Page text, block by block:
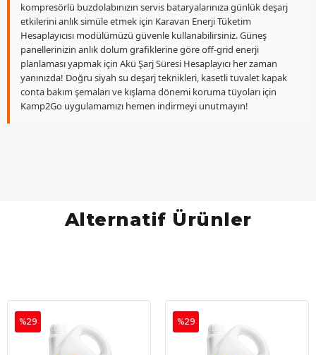
kompresörlü buzdolabınızın servis bataryalarınıza günlük deşarj
etkilerini anlık simüle etmek için Karavan Enerji Tüketim
Hesaplayıcısı modülümüzü güvenle kullanabilirsiniz. Güneş
panellerinizin anlık dolum grafiklerine göre off-grid enerji
planlaması yapmak için Akü Şarj Süresi Hesaplayıcı her zaman
yanınızda! Doğru siyah su deşarj teknikleri, kasetli tuvalet kapak
conta bakım şemaları ve kışlama dönemi koruma tüyoları için
Kamp2Go uygulamamızı hemen indirmeyi unutmayın!
Alternatif Ürünler
%29 %29